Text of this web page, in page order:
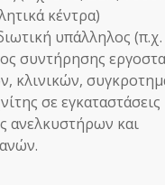
κέντρα)
υπάλληλος (π.χ.
συντήρησης
κλινικών,
σε εγκαταστάσεις
ανελκυστήρων και